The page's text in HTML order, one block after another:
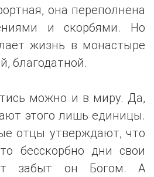
она переполнена
и скорбями. Но
жизнь в монастыре
благодатной.
можно и в миру. Да,
этого лишь единицы.
отцы утверждают, что
бесскорбно дни свои
забыт он Богом. А